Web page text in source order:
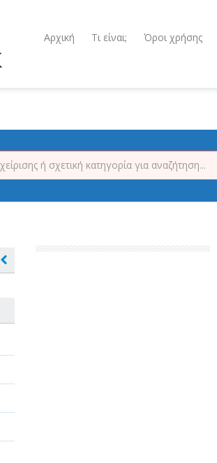
Αρχική Τι είναι; Όροι χρήσης